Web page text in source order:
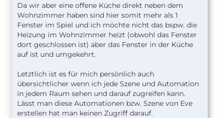
Da wir aber eine offene Küche direkt neben dem
Wohnzimmer haben sind hier somit mehr als 1
Fenster im Spiel und ich möchte nicht das bspw. die
Heizung im Wohnzimmer heizt (obwohl das Fenster
dort geschlossen ist) aber das Fenster in der Küche
auf ist und umgekehrt.
Letztlich ist es für mich persönlich auch
übersichtlicher wenn ich jede Szene und Automation
in jedem Raum sehen und darauf zugreifen kann.
Lässt man diese Automationen bzw. Szene von Eve
erstellen hat man keinen Zugriff darauf.